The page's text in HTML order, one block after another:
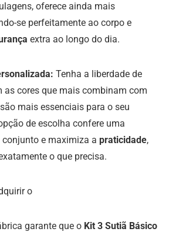
oferece ainda mais
se perfeitamente ao corpo e
extra ao longo do dia.
Tenha a liberdade de
as cores que mais combinam com
mais essenciais para o seu
de escolha confere uma
conjunto e maximiza a praticidade,
o que precisa.
o
garante que o Kit 3 Sutiã Básico